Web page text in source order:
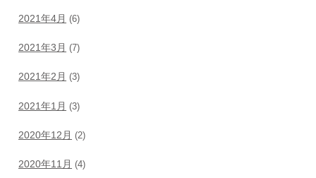
2021年4月 (6)
2021年3月 (7)
2021年2月 (3)
2021年1月 (3)
2020年12月 (2)
2020年11月 (4)